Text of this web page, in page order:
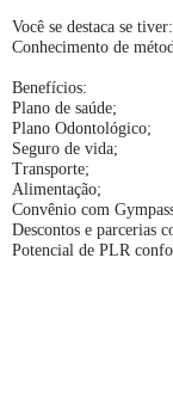
Você se destaca se tiver:
Conhecimento de
Benefícios:
Plano de saúde;
Plano Odontológico;
Seguro de vida;
Transporte;
Alimentação;
Convênio com
Descontos e parcerias
Potencial de PLR